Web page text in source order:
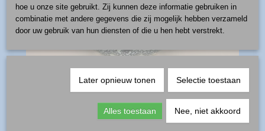
pompoen - patroon muts
hoe u onze site gebruikt. Zij kunnen deze informatie gebruiken in
combinatie met andere gegevens die zij mogelijk hebben verzameld
door uw gebruik van hun diensten of die u hen hebt verstrekt.
Later opnieuw tonen Selectie toestaan
Alles toestaan Nee, niet akkoord